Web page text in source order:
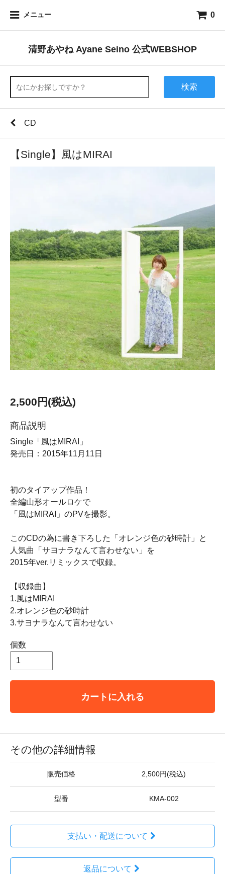
メニュー 0
清野あやね Ayane Seino 公式WEBSHOP
検索
CD
【Single】風はMIRAI
2,500円(税込)
商品説明
Single「風はMIRAI」
発売日：2015年11月11日
初のタイアップ作品！
全編山形オールロケで
「風はMIRAI」のPVを撮影。
このCDの為に書き下ろした「オレンジ色の砂時計」と
人気曲「サヨナラなんて言わせない」を
2015年ver.リミックスで収録。
【収録曲】
1.風はMIRAI
2.オレンジ色の砂時計
3.サヨナラなんて言わせない
個数
カートに入れる
その他の詳細情報
販売価格 2,500円(税込)
型番 KMA-002
支払い・配送について
返品について